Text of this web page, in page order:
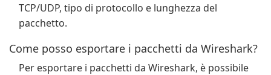
TCP/UDP, tipo di protocollo e lunghezza del
pacchetto.
Come posso esportare i pacchetti da Wireshark?
Per esportare i pacchetti da Wireshark, è possibile